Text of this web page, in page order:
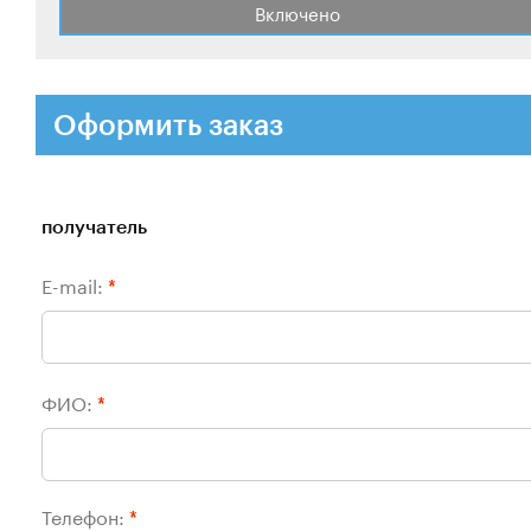
Включено
Оформить заказ
получатель
E-mail: *
ФИО: *
Телефон: *